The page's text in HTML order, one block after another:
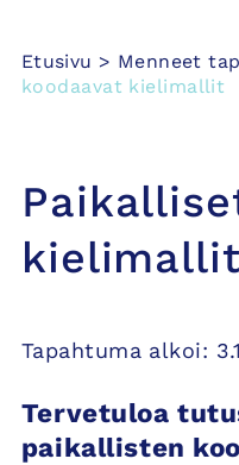
Etusivu > Menneet
koodaavat kielimallit
kielimallit
Tapahtuma alkoi:
Tervetuloa
paikallisten